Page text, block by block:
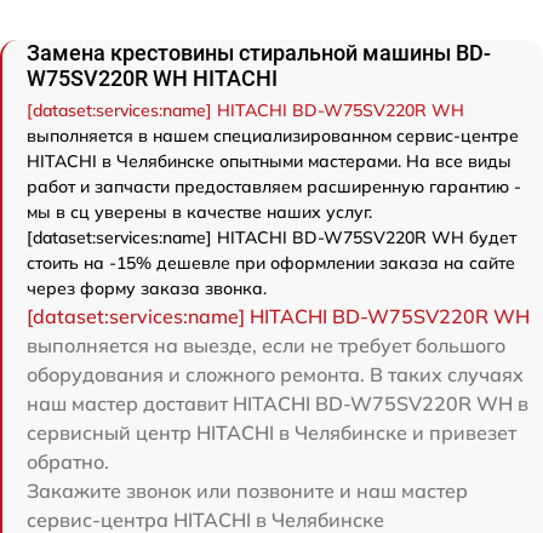
Замена крестовины стиральной машины BD-
W75SV220R WH HITACHI
[dataset:services:name] HITACHI BD-W75SV220R WH
выполняется в нашем специализированном сервис-центре
HITACHI в Челябинске опытными мастерами. На все виды
работ и запчасти предоставляем расширенную гарантию -
мы в сц уверены в качестве наших услуг.
[dataset:services:name] HITACHI BD-W75SV220R WH будет
стоить на -15% дешевле при оформлении заказа на сайте
через форму заказа звонка.
[dataset:services:name] HITACHI BD-W75SV220R WH
выполняется на выезде, если не требует большого
оборудования и сложного ремонта. В таких случаях
наш мастер доставит HITACHI BD-W75SV220R WH в
сервисный центр HITACHI в Челябинске и привезет
обратно.
Закажите звонок или позвоните и наш мастер
сервис-центра HITACHI в Челябинске